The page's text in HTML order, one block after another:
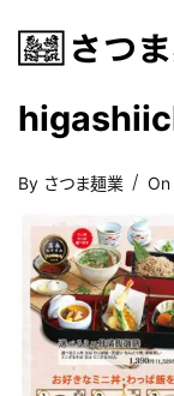
By さつま麺業 On